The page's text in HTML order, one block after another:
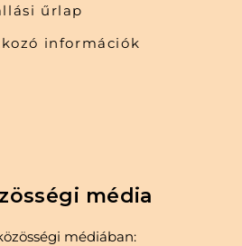
űrlap
információk
média
médiában: